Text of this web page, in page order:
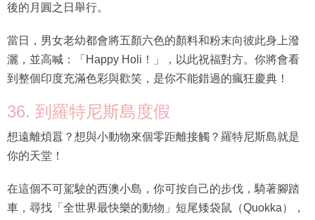
後的月圓之日舉行。
當日，男女老幼都會將五顏六色的顏料和粉末向彼此身上潑
灑，並高喊：「Happy Holi！」，以此祝福對方。你將會看
到整個印度充滿色彩與歡笑，是你不能錯過的瘋狂慶典！
36. 到羅特尼斯島度假
想遠離煩囂？想與小動物來個零距離接觸？羅特尼斯島就是
你的天堂！
在這個不可駕駛的西澳小島，你可按自己的步伐，騎著腳踏
車，尋找「全世界最快樂的動物」短尾矮袋鼠（Quokka），